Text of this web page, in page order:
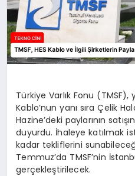
Türkiye Varlık Fonu (TMSF),
Kablo’nun yanı sıra Çelik
Hazine’deki paylarının
duyurdu. İhaleye katılmak
kadar tekliflerini
Temmuz’da TMSF’nin
gerçekleştirilecek.